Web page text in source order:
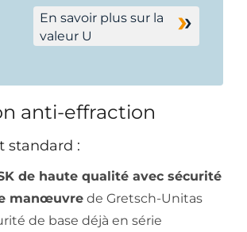
En savoir plus sur la
valeur U
anti-effraction
standard :
de haute qualité avec sécurité
manœuvre de Gretsch-Unitas
de base déjà en série